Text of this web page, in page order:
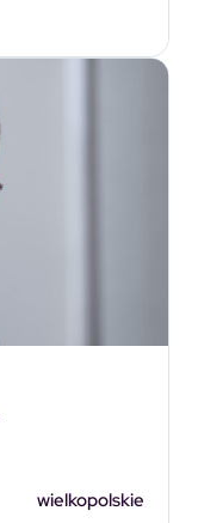
wielkopolskie